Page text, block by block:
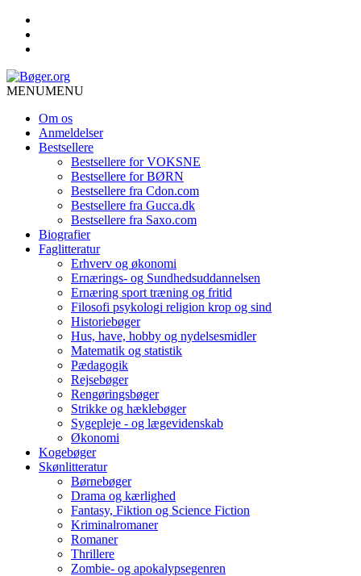
MENUMENU
Om os
Anmeldelser
Bestsellere
Bestsellere for VOKSNE
Bestsellere for BØRN
Bestsellere fra Cdon.com
Bestsellere fra Gucca.dk
Bestsellere fra Saxo.com
Biografier
Faglitteratur
Erhverv og økonomi
Ernærings- og Sundhedsuddannelsen
Ernæring sport træning og fritid
Filosofi psykologi religion krop og sind
Historiebøger
Hus, have, hobby og nydelsesmidler
Matematik og statistik
Pædagogik
Rejsebøger
Rengøringsbøger
Strikke og hæklebøger
Sygepleje - og lægevidenskab
Økonomi
Kogebøger
Skønlitteratur
Børnebøger
Drama og kærlighed
Fantasy, Fiktion og Science Fiction
Kriminalromaner
Romaner
Thrillere
Zombie- og apokalypsegenren